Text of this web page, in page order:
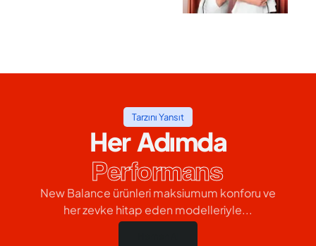
Tarzını Yansıt
Her Adımda
Performans
New Balance ürünleri maksiumum konforu ve
her zevke hitap eden modelleriyle...